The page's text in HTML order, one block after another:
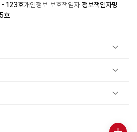
- 123호개인정보 보호책임자 정보책임자명
호